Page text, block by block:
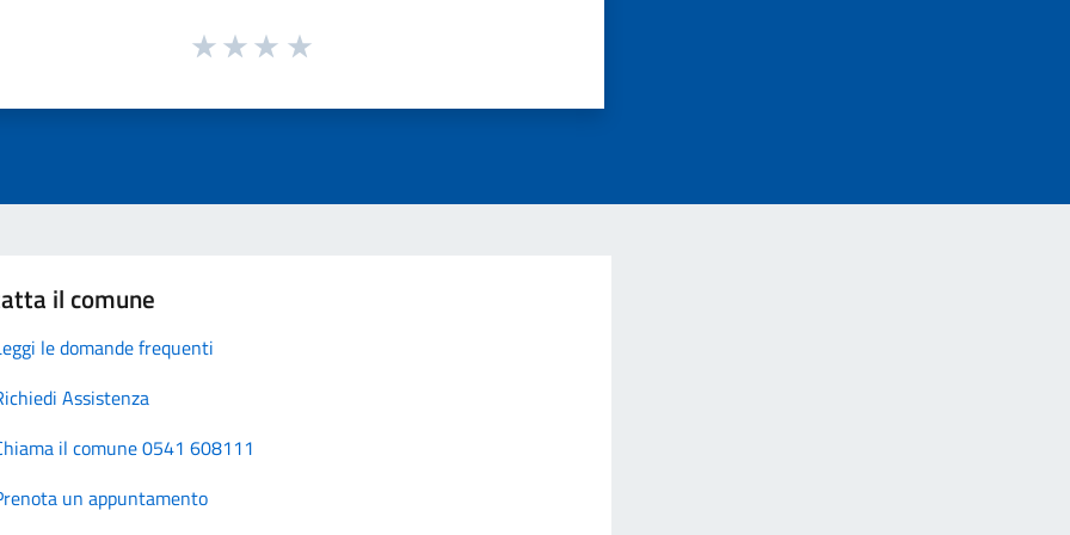
il comune
le domande frequenti
Assistenza
il comune 0541 608111
un appuntamento